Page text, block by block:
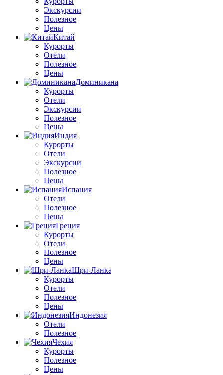
Экскурсии
Полезное
Цены
Китай
Курорты
Отели
Полезное
Цены
Доминикана
Курорты
Отели
Экскурсии
Полезное
Цены
Индия
Курорты
Отели
Экскурсии
Полезное
Цены
Испания
Отели
Полезное
Цены
Греция
Курорты
Отели
Полезное
Цены
Шри-Ланка
Курорты
Отели
Полезное
Цены
Индонезия
Отели
Полезное
Чехия
Курорты
Полезное
Цены